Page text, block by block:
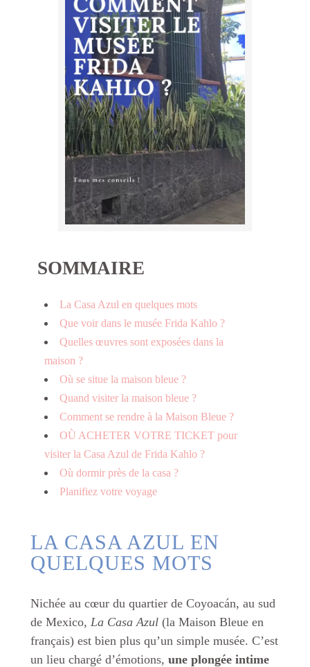
SOMMAIRE
La Casa Azul en quelques mots
Que voir dans le musée Frida Kahlo ?
Quelles œuvres sont exposées dans la
maison ?
Où se situe la maison bleue ?
Quand visiter la maison bleue ?
Comment se rendre à la Maison Bleue ?
OÙ ACHETER VOTRE TICKET pour
visiter la Casa Azul de Frida Kahlo ?
Où dormir près de la casa ?
Planifiez votre voyage
LA CASA AZUL EN
QUELQUES MOTS
Nichée au cœur du quartier de Coyoacán, au sud
de Mexico, La Casa Azul (la Maison Bleue en
français) est bien plus qu’un simple musée. C’est
un lieu chargé d’émotions, une plongée intime